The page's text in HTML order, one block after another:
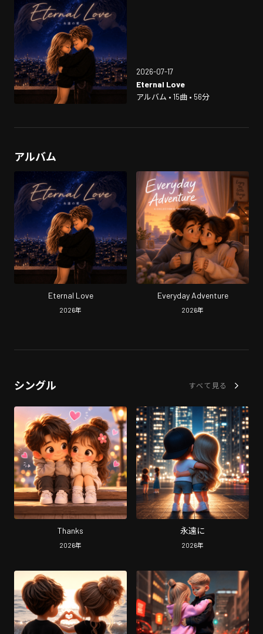
2026-07-17
Eternal Love
アルバム • 15曲 • 56分
アルバム
Eternal Love
2026年
Everyday Adventure
2026年
シングル すべて見る
Thanks
2026年
永遠に
2026年